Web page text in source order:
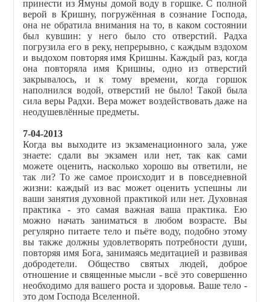
принести из Ямуны домой воду в горшке. С полной
верой в Кришну, погружённая в сознание Господа,
она не обратила внимания на то, в каком состоянии
был кувшин: у него было сто отверстий. Радха
погрузила его в реку, непрерывно, с каждым вздохом
и выдохом повторяя имя Кришны. Каждый раз, когда
она повторяла имя Кришны, одно из отверстий
закрывалось, и к тому времени, когда горшок
наполнился водой, отверстий не было! Такой была
сила веры Радхи. Вера может воздействовать даже на
неодушевлённые предметы.
7-04-2013
Когда вы выходите из экзаменационного зала, уже
знаете: сдали вы экзамен или нет, так как сами
можете оценить, насколько хорошо вы ответили, не
так ли? То же самое происходит и в повседневной
жизни: каждый из вас может оценить успешны ли
ваши занятия духовной практикой или нет. Духовная
практика - это самая важная ваша практика. Ею
можно начать заниматься в любом возрасте. Вы
регулярно питаете тело и пьёте воду, подобно этому
вы также должны удовлетворять потребности души,
повторяя имя Бога, занимаясь медитацией и развивая
добродетели. Общество святых людей, доброе
отношение и священные мысли - всё это совершенно
необходимо для вашего роста и здоровья. Ваше тело -
это дом Господа Вселенной.